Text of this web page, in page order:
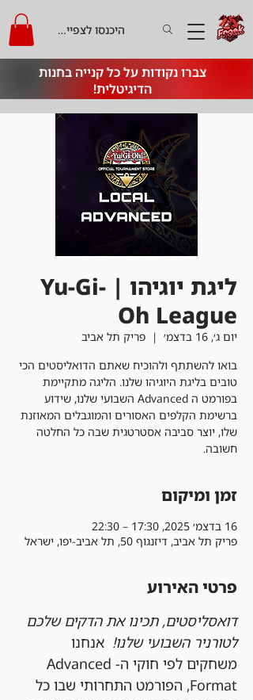
צברו נקודות על כל קנייה בחנות
הדיגיטלית!
היכנסו לצפייה בקרדיט
ליגת יוגיהו | Yu-Gi-
Oh League
יום ג׳, 16 בדצמ׳
  |
פריק תל אביב
בואו להשתתף ולהוכיח שאתם הדואליסטים הכי
טובים בליגת היוגיהו שלנו. הליגה מתקיימת
בפורמט ה Advanced השבועי שלנו, שידוע
ברשימת הקלפים האסורים והמוגבלים המאוזנת
שלו, יוצר סביבה אסטרטגית שבה כל החלטה
חשובה.
זמן ומיקום
16 בדצמ׳ 2025, 17:30 – 22:30
פריק תל אביב, דיזנגוף 50, תל אביב-יפו, ישראל
פרטי האירוע
דואסליסטים, תכינו את הדקים שלכם
לטורניר השבועי שלנו!
  אנחנו
משחקים לפי חוקי ה-Advanced
Format, הפורמט התחרותי שבו כל